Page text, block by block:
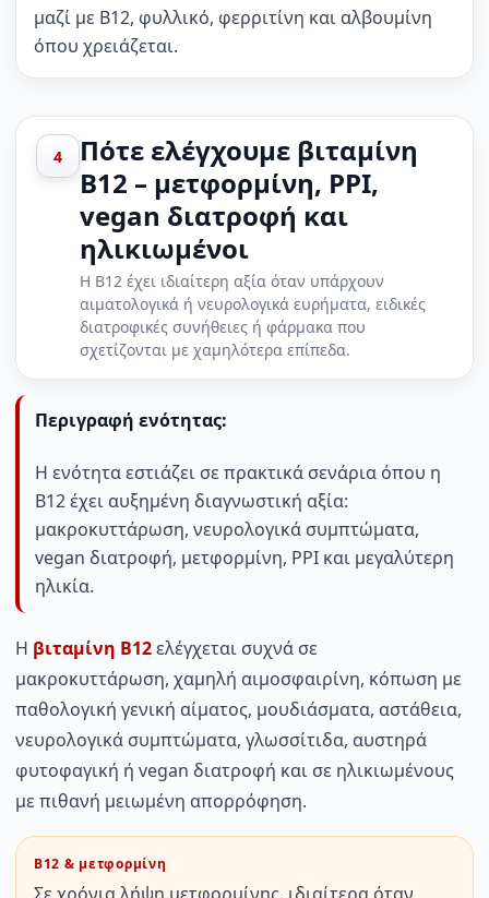
μαζί με B12, φυλλικό, φερριτίνη και αλβουμίνη
όπου χρειάζεται.
4
Πότε ελέγχουμε βιταμίνη
B12 – μετφορμίνη, PPI,
vegan διατροφή και
ηλικιωμένοι
Η B12 έχει ιδιαίτερη αξία όταν υπάρχουν
αιματολογικά ή νευρολογικά ευρήματα, ειδικές
διατροφικές συνήθειες ή φάρμακα που
σχετίζονται με χαμηλότερα επίπεδα.
Περιγραφή ενότητας:
Η ενότητα εστιάζει σε πρακτικά σενάρια όπου η
B12 έχει αυξημένη διαγνωστική αξία:
μακροκυττάρωση, νευρολογικά συμπτώματα,
vegan διατροφή, μετφορμίνη, PPI και μεγαλύτερη
ηλικία.
Η βιταμίνη B12ελέγχεται συχνά σε
μακροκυττάρωση, χαμηλή αιμοσφαιρίνη, κόπωση με
παθολογική γενική αίματος, μουδιάσματα, αστάθεια,
νευρολογικά συμπτώματα, γλωσσίτιδα, αυστηρά
φυτοφαγική ή vegan διατροφή και σε ηλικιωμένους
με πιθανή μειωμένη απορρόφηση.
B12 & μετφορμίνη